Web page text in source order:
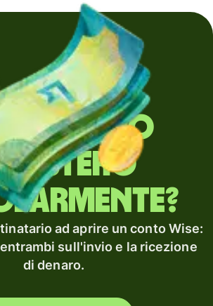
denaro
ad aprire un conto Wise:
sull'invio e la ricezione
di denaro.